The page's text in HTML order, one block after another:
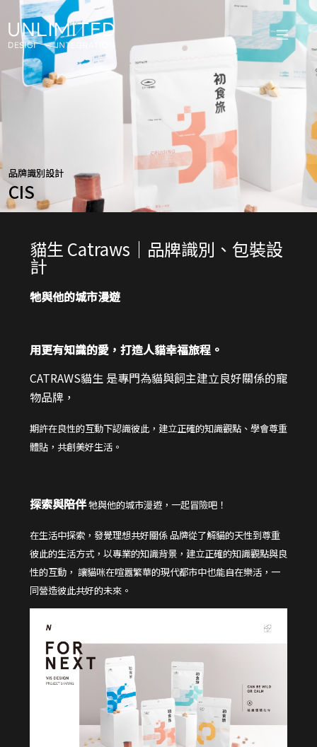
品牌識別設計
CIS
貓生 Catraws｜品牌識別、包裝設
計
牠與他的城市漫遊
用更有知識的愛，打造人貓幸福旅程。
CATRAWS貓生 是專門為貓與飼主建立良好關係的寵
物品牌，
期許在良性的互動下認識彼此，建立正確的知識觀點、學會尊重
體貼，共創美好生活。
探索與陪伴牠與他的城市漫遊，一起冒險吧！
在生活中探索，發覺理想共好關係 品牌從了解貓的天性到尊重
彼此的生活方式，以專業的知識背景，建立正確的知識觀點與良
性的互動， 讓貓咪在喧囂繁華的現代都市中也能自在樂活，一
同營造彼此共好的未來。